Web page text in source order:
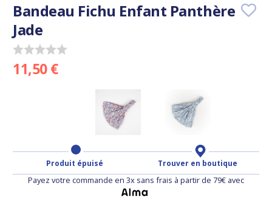
Bandeau Fichu Enfant Panthère
Jade
11,50 €
Produit épuisé Trouver en boutique
Payez votre commande en 3x sans frais à partir de 79€ avec